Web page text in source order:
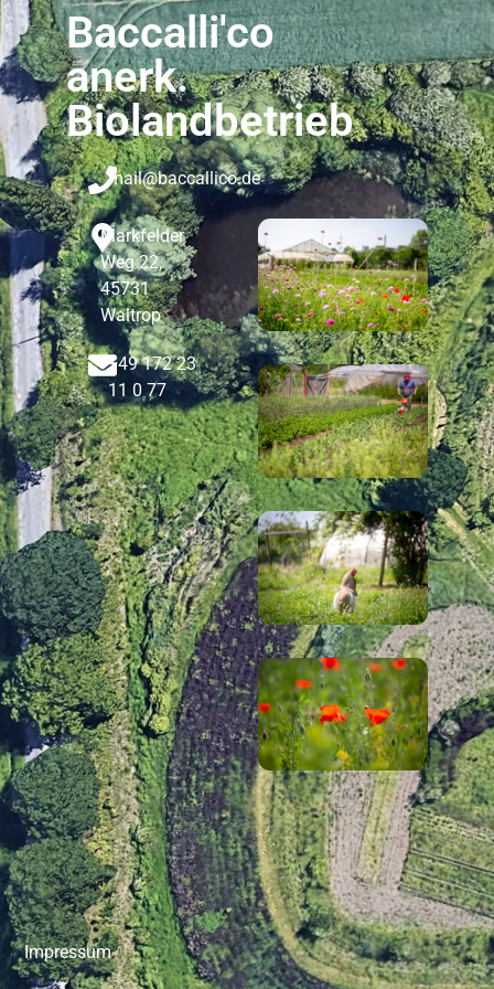
Baccalli'co
anerk.
Biolandbetrieb
mail@baccallico.de
Markfelder
Weg 22,
45731
Waltrop
+49 172 23
11 0 77
Impressum